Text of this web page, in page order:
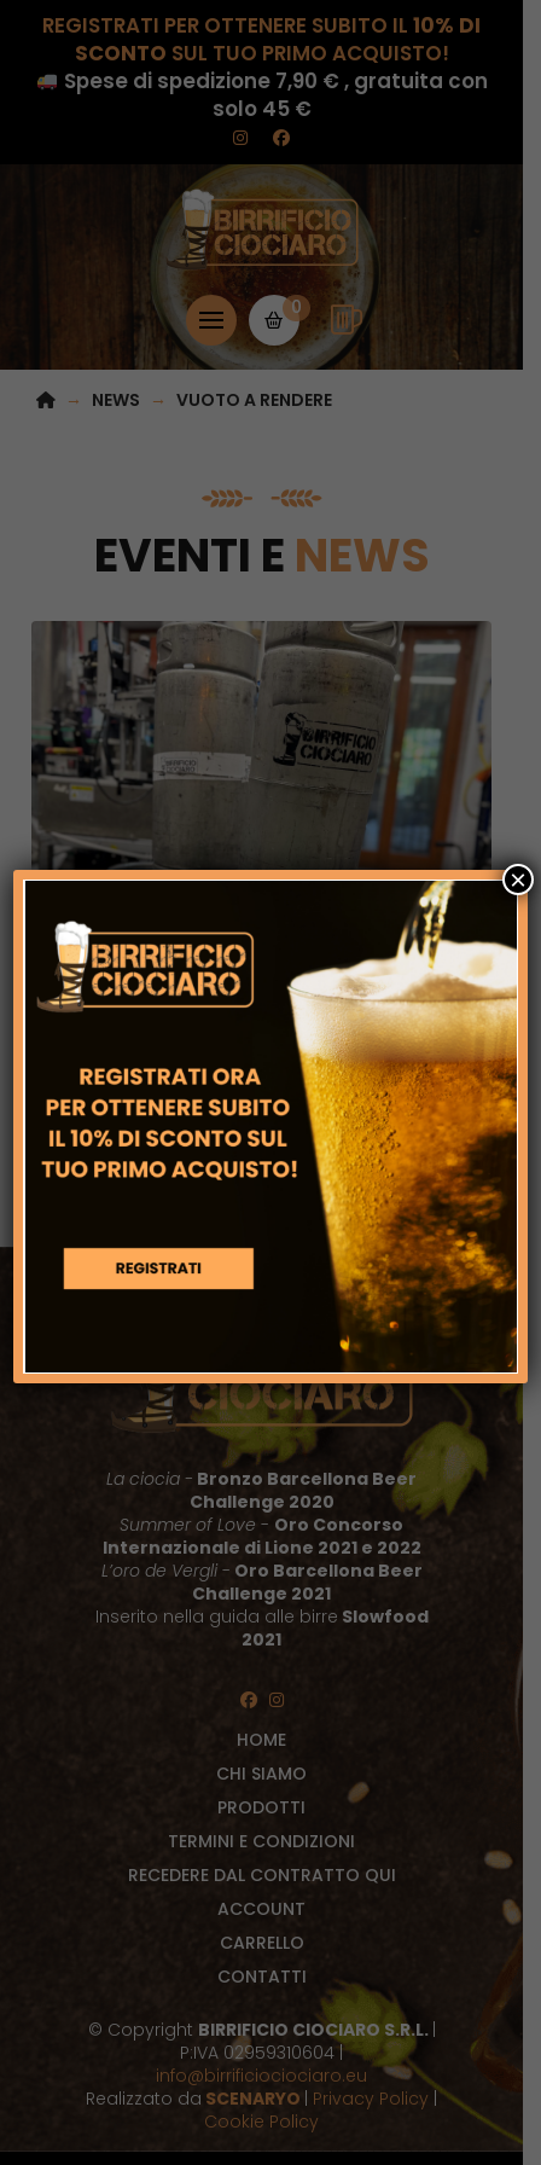
REGISTRATI PER OTTENERE SUBITO IL 10% DI
SCONTO SUL TUO PRIMO ACQUISTO!
Spese di spedizione 7,90 € , gratuita con
solo 45 €
0
HOME
→ NEWS → VUOTO A RENDERE
EVENTI E NEWS
Fusti in Acciaio: La Nostra Scelta per la
Qualità e l’Ambiente
La ciocia - Bronzo Barcellona Beer
Challenge 2020
Summer of Love - Oro Concorso
Internazionale di Lione 2021 e 2022
L’oro de Vergli - Oro Barcellona Beer
Challenge 2021
Inserito nella guida alle birre Slowfood
2021
HOME
CHI SIAMO
PRODOTTI
TERMINI E CONDIZIONI
RECEDERE DAL CONTRATTO QUI
ACCOUNT
CARRELLO
CONTATTI
© Copyright BIRRIFICIO CIOCIARO S.R.L.
P:IVA 02959310604 |
info@birrificiociociaro.eu
Realizzato da SCENARYO Privacy Policy
Cookie Policy
×